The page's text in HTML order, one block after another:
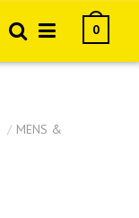
0
/ MENS &